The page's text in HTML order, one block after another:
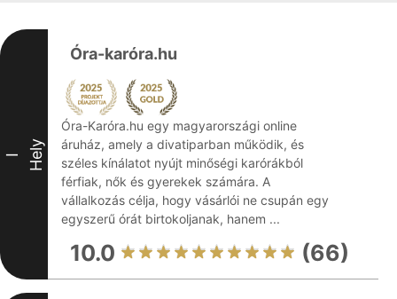
I Hely
Óra-karóra.hu
Óra-Karóra.hu egy magyarországi online
áruház, amely a divatiparban működik, és
széles kínálatot nyújt minőségi karórákból
férfiak, nők és gyerekek számára. A
vállalkozás célja, hogy vásárlói ne csupán egy
egyszerű órát birtokoljanak, hanem ...
10.0 (66)